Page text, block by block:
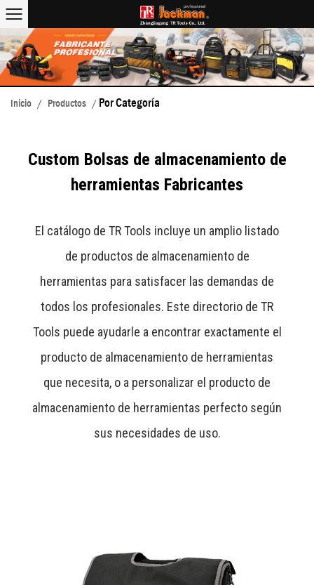
Inicio / Productos / Por Categoría
Custom Bolsas de almacenamiento de
herramientas Fabricantes
El catálogo de TR Tools incluye un amplio listado
de productos de almacenamiento de
herramientas para satisfacer las demandas de
todos los profesionales. Este directorio de TR
Tools puede ayudarle a encontrar exactamente el
producto de almacenamiento de herramientas
que necesita, o a personalizar el producto de
almacenamiento de herramientas perfecto según
sus necesidades de uso.